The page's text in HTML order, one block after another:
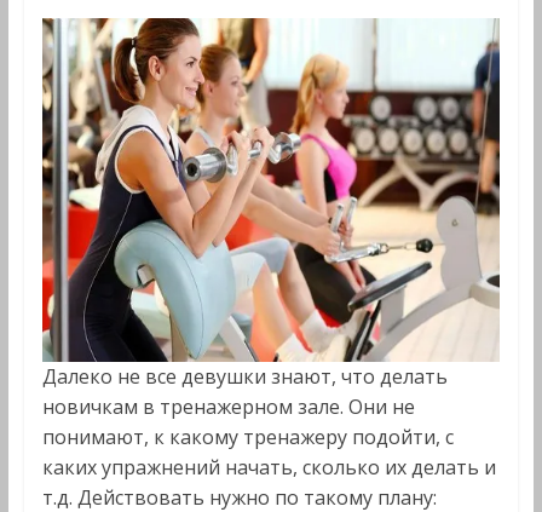
Далеко не все девушки знают, что делать
новичкам в тренажерном зале. Они не
понимают, к какому тренажеру подойти, с
каких упражнений начать, сколько их делать и
т.д. Действовать нужно по такому плану: